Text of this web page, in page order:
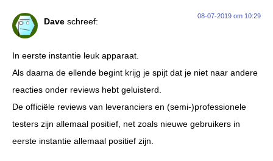
Dave schreef:
08-07-2019 om 10:29
In eerste instantie leuk apparaat.
Als daarna de ellende begint krijg je spijt dat je niet naar andere
reacties onder reviews hebt geluisterd.
De officiële reviews van leveranciers en (semi-)professionele
testers zijn allemaal positief, net zoals nieuwe gebruikers in
eerste instantie allemaal positief zijn.